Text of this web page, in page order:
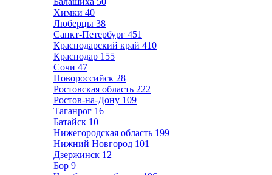
Химки 40
Люберцы 38
Санкт-Петербург 451
Краснодарский край 410
Краснодар 155
Сочи 47
Новороссийск 28
Ростовская область 222
Ростов-на-Дону 109
Таганрог 16
Батайск 10
Нижегородская область 199
Нижний Новгород 101
Дзержинск 12
Бор 9